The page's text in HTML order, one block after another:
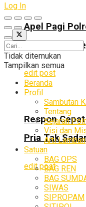
Apel Pagi
Tekankan
edit post
Respon
Pria Tak
edit post
Log In
Tidak ditemukan
Tampilkan semua
Beranda
Profil
Sambutan
Tentang
Sejarah
Visi dan
Arti
Satuan
BAG OPS
BAG REN
BAG
SIWAS
SIPROPAM